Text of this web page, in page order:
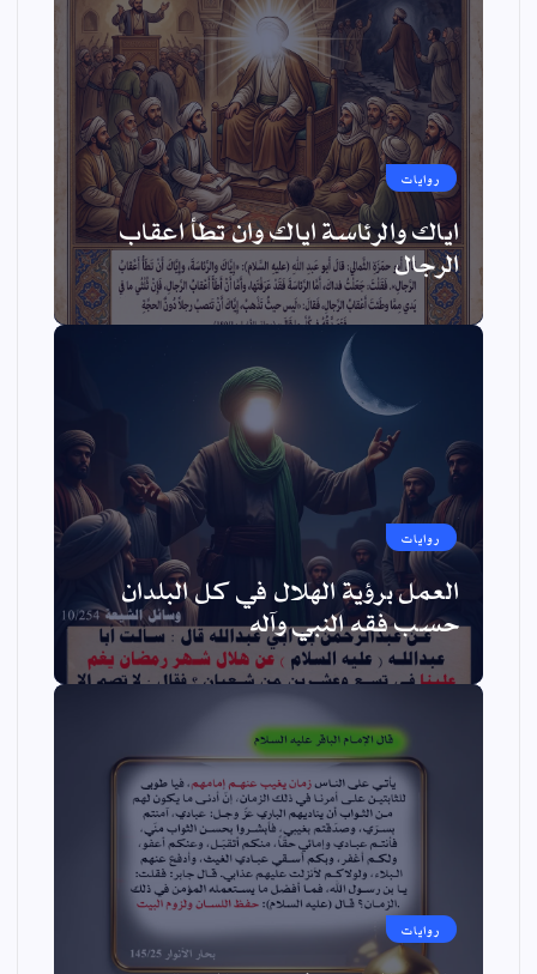
روايات
اياك والرئاسة اياك وان تطأ اعقاب
الرجال
روايات
العمل برؤية الهلال في كل البلدان
حسب فقه النبي وآله
روايات